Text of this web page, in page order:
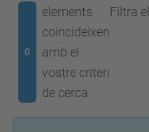
0
elements
coincideixen
amb el
vostre criteri
de cerca
Filtra